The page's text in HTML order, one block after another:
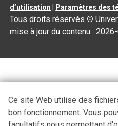
d’utilisation
Paramètres des
Tous droits réservés ©
mise à jour du contenu :
Ce site Web utilise des
bon fonctionnement. Vous